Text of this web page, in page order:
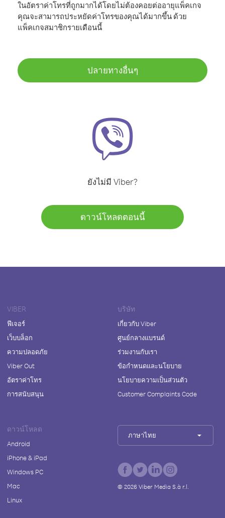
ในอัตราค่าโทรที่ถูกมากได้โดยไม่ต้องคอยต่ออายุแพ็คเกจ
คุณจะสามารถประหยัดค่าโทรของคุณได้มากขึ้น ด้วย
แพ็คเกจสมาชิกรายเดือนนี้
ปลายทางอื่นๆ
ยังไม่มี Viber?
ดาวน์โหลดตอนนี้
VIBER
ฟีเจอร์
เว็บบล็อก
ความปลอดภัย
Viber Out
อัตราค่าโทร
การสนับสนุน
บริษัท
เกี่ยวกับ Viber
ศูนย์กลางแบรนด์
ร่วมงานกับเรา
ข้อกำหนดและนโยบาย
นโยบายความเป็นส่วนตัว
Customer Complaints Code
ดาวน์โหลด
Android
iPhone & iPad
Windows PC
Mac
Linux
ภาษาไทย
© 2026Viber Media S.à r.l.